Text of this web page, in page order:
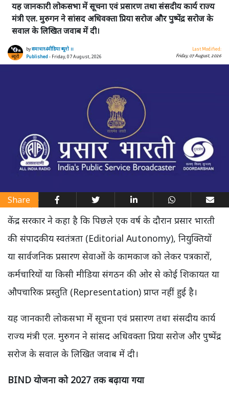
यह जानकारी लोकसभा में सूचना एवं प्रसारण तथा संसदीय कार्य राज्य
मंत्री एल. मुरुगन ने सांसद अधिवक्ता प्रिया सरोज और पुष्पेंद्र सरोज के
सवाल के लिखित जवाब में दी।
byसमाचार4मीडिया ब्यूरो ।।
Published- Friday, 07 August, 2026
Last Modified:
Friday, 07 August, 2026
Share
केंद्र सरकार ने कहा है कि पिछले एक वर्ष के दौरान प्रसार भारती
की संपादकीय स्वतंत्रता (Editorial Autonomy), नियुक्तियों
या सार्वजनिक प्रसारण सेवाओं के कामकाज को लेकर पत्रकारों,
कर्मचारियों या किसी मीडिया संगठन की ओर से कोई शिकायत या
औपचारिक प्रस्तुति (Representation) प्राप्त नहीं हुई है।
यह जानकारी लोकसभा में सूचना एवं प्रसारण तथा संसदीय कार्य
राज्य मंत्री एल. मुरुगन ने सांसद अधिवक्ता प्रिया सरोज और पुष्पेंद्र
सरोज के सवाल के लिखित जवाब में दी।
BIND योजना को 2027 तक बढ़ाया गया